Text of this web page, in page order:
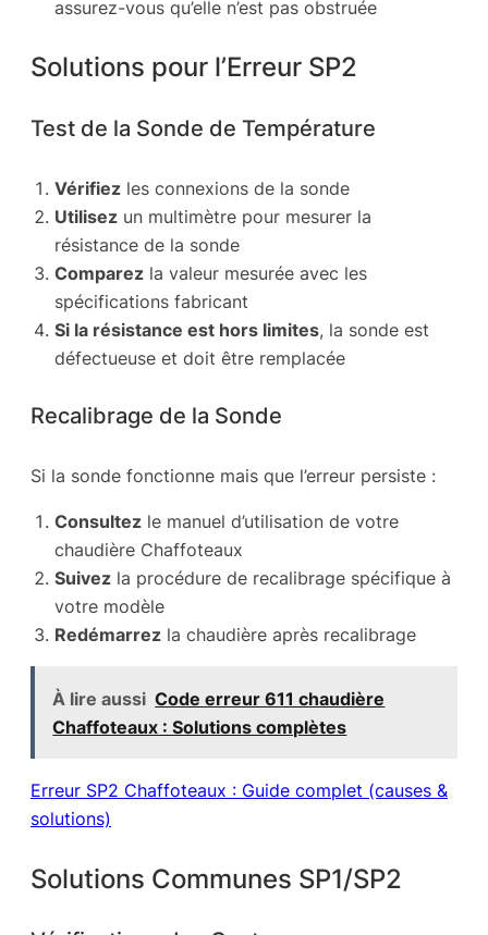
assurez-vous qu’elle n’est pas obstruée
Solutions pour l’Erreur SP2
Test de la Sonde de Température
Vérifiez les connexions de la sonde
Utilisez un multimètre pour mesurer la
résistance de la sonde
Comparez la valeur mesurée avec les
spécifications fabricant
Si la résistance est hors limites, la sonde est
défectueuse et doit être remplacée
Recalibrage de la Sonde
Si la sonde fonctionne mais que l’erreur persiste :
Consultez le manuel d’utilisation de votre
chaudière Chaffoteaux
Suivez la procédure de recalibrage spécifique à
votre modèle
Redémarrez la chaudière après recalibrage
À lire aussi Code erreur 611 chaudière
Chaffoteaux : Solutions complètes
Erreur SP2 Chaffoteaux : Guide complet (causes &
solutions)
Solutions Communes SP1/SP2